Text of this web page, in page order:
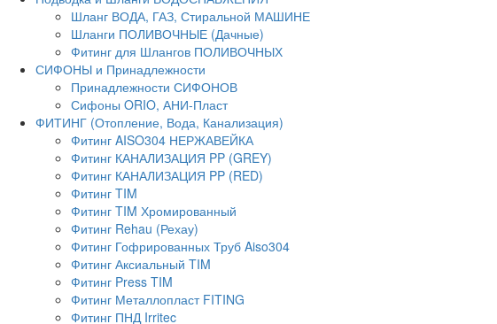
Шланг ВОДА, ГАЗ, Стиральной МАШИНЕ
Шланги ПОЛИВОЧНЫЕ (Дачные)
Фитинг для Шлангов ПОЛИВОЧНЫХ
СИФОНЫ и Принадлежности
Принадлежности СИФОНОВ
Сифоны ORIO, АНИ-Пласт
ФИТИНГ (Отопление, Вода, Канализация)
Фитинг AISO304 НЕРЖАВЕЙКА
Фитинг КАНАЛИЗАЦИЯ PP (GREY)
Фитинг КАНАЛИЗАЦИЯ PP (RED)
Фитинг TIM
Фитинг TIM Хромированный
Фитинг Rehau (Рехау)
Фитинг Гофрированных Труб Aiso304
Фитинг Аксиальный TIM
Фитинг Press TIM
Фитинг Металлопласт FITING
Фитинг ПНД Irritec